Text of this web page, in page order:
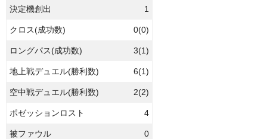
決定機創出 1
クロス(成功数) 0(0)
ロングパス(成功数) 3(1)
地上戦デュエル(勝利数) 6(1)
空中戦デュエル(勝利数) 2(2)
ポゼッションロスト 4
被ファウル 0